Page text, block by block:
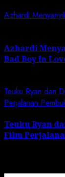
Azhardi
Azhardi
Bad Boy In
Teuku Ryan dan
Perjalanan
Teuku Ryan
Film